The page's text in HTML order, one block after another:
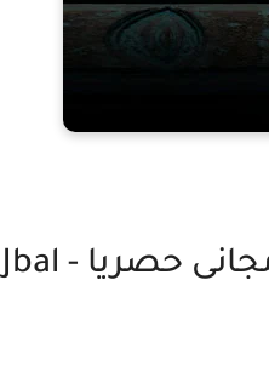
مسلسل جبل لحمر الحلقة الأولى كاملة و مجانى حصريا - Jbal